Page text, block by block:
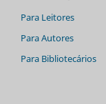
Para Leitores
Para Autores
Para Bibliotecários